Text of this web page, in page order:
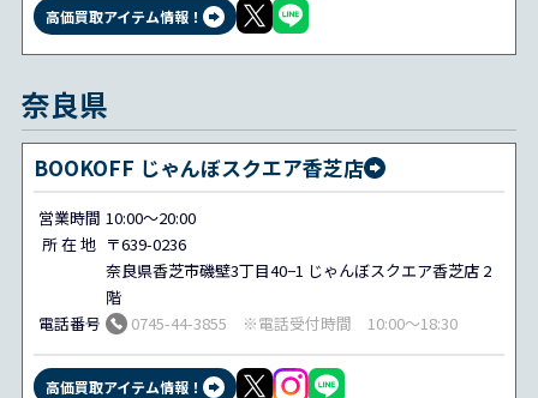
高価買取アイテム情報！
奈良県
BOOKOFF じゃんぼスクエア香芝店
営業時間 10:00～20:00
所 在 地 〒639-0236
奈良県香芝市磯壁3丁目40−1 じゃんぼスクエア香芝店 2
階
電話番号
0745-44-3855 ※電話受付時間 10:00～18:30
高価買取アイテム情報！